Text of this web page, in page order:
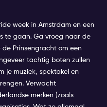
week in Amstrdam en een
te gaan. Ga vroeg naar de
Prinsengracht om een
tachtig boten zullen
je muziek, spektakel en
Verwacht
merken (zoals